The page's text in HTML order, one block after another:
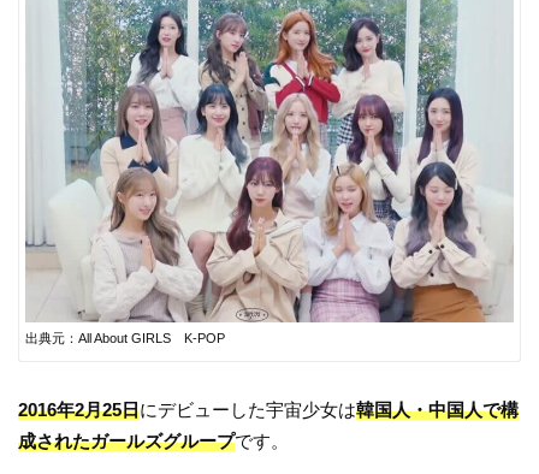
出典元：All About GIRLS K-POP
2016年2月25日にデビューした宇宙少女は韓国人・中国人で構
成されたガールズグループです。